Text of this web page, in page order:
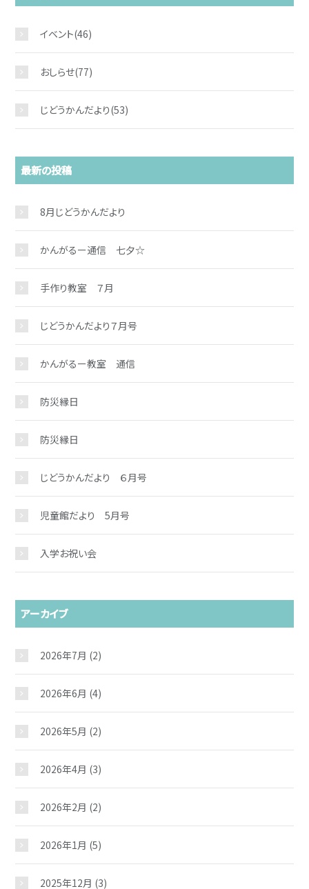
イベント(46)
おしらせ(77)
じどうかんだより(53)
最新の投稿
8月じどうかんだより
かんがるー通信 七夕☆
手作り教室 ７月
じどうかんだより７月号
かんがるー教室 通信
防災縁日
防災縁日
じどうかんだより ６月号
児童館だより 5月号
入学お祝い会
アーカイブ
2026年7月 (2)
2026年6月 (4)
2026年5月 (2)
2026年4月 (3)
2026年2月 (2)
2026年1月 (5)
2025年12月 (3)